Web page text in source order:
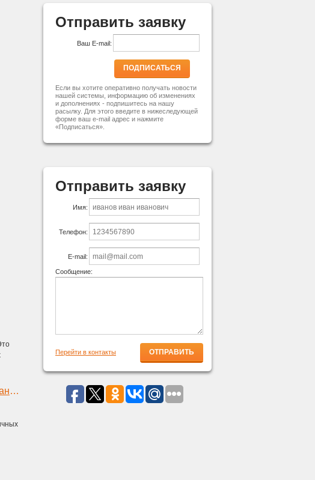
Saatchi & Saatchi Russia показало, как полюбить общественный транспорт
Отправить заявку
Ваш E-mail:
ПОДПИСАТЬСЯ
Если вы хотите оперативно получать новости
нашей системы, информацию об изменениях
и дополнениях - подпишитесь на нашу
расылку. Для этого введите в нижеследующей
форме ваш e-mail адрес и нажмите
«Подписаться».
Отправить заявку
Имя:
Телефон:
E-mail:
Сообщение:
Перейти в контакты